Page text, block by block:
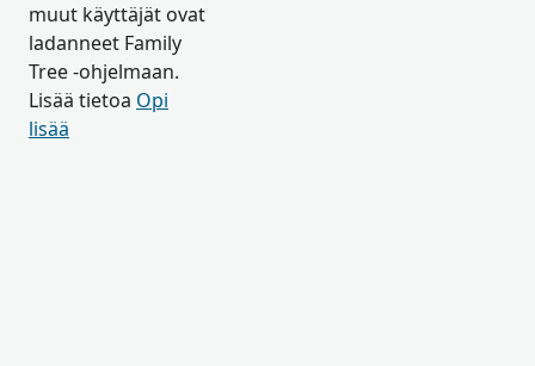
muut käyttäjät ovat
ladanneet Family
Tree -ohjelmaan.
Lisää tietoa Opi
lisää